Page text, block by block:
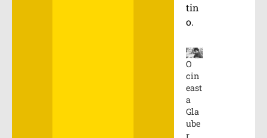
tin
o.
O
cin
east
a
Gla
ube
r